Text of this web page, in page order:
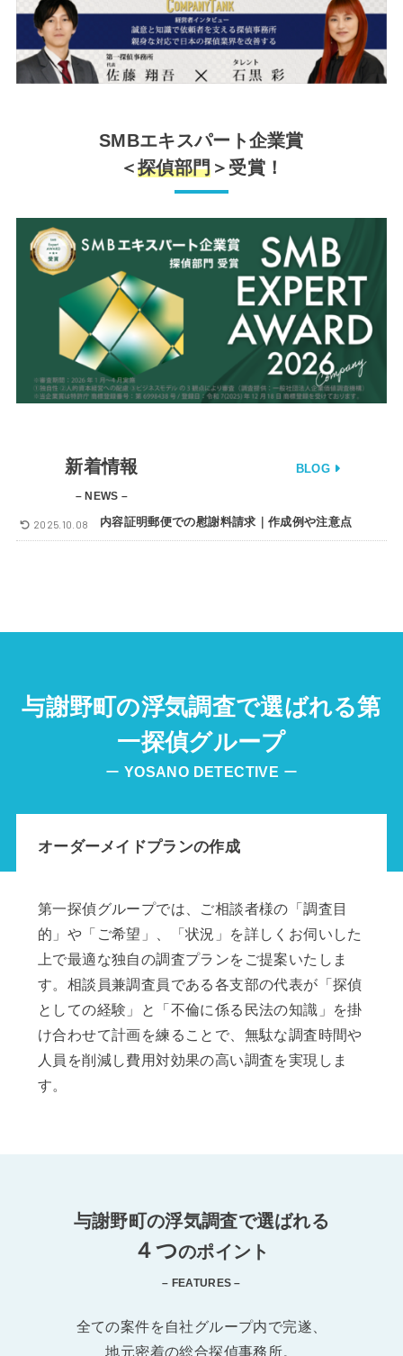
SMBエキスパート企業賞
＜探偵部門 ＞受賞！
新着情報
– NEWS –
BLOG
内容証明郵便での慰謝料請求｜作成例や注意点
2025.10.08
与謝野町の浮気調査で選ばれる第
一探偵グループ
ー YOSANO DETECTIVE ー
オーダーメイドプランの作成
第一探偵グループでは、ご相談者様の「調査目
的」や「ご希望」、「状況」を詳しくお伺いした
上で最適な独自の調査プランをご提案いたしま
す。相談員兼調査員である各支部の代表が「探偵
としての経験」と「不倫に係る民法の知識」を掛
け合わせて計画を練ることで、無駄な調査時間や
人員を削減し費用対効果の高い調査を実現しま
す。
与謝野町の浮気調査で選ばれる
４つのポイント
– FEATURES –
全ての案件を自社グループ内で完遂、
地元密着の総合探偵事務所。